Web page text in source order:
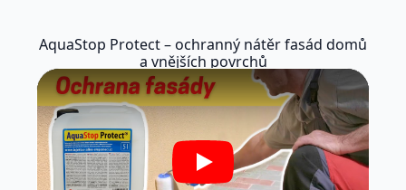
AquaStop Protect – ochranný nátěr fasád domů
a vnějších povrchů
Play